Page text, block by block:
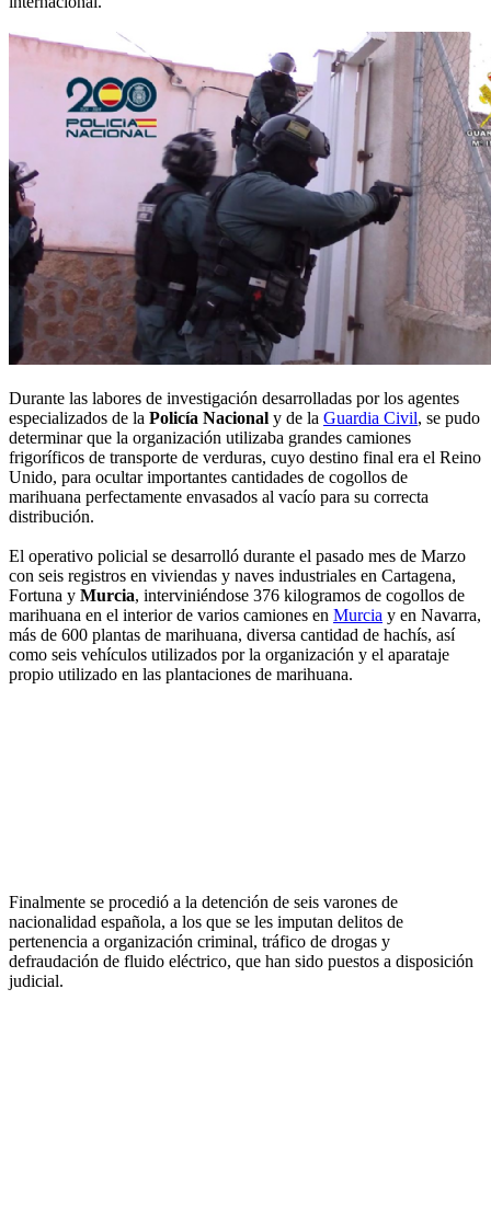
Durante las labores de investigación desarrolladas por los agentes
especializados de la Policía Nacional y de la Guardia Civil, se pudo
determinar que la organización utilizaba grandes camiones
frigoríficos de transporte de verduras, cuyo destino final era el Reino
Unido, para ocultar importantes cantidades de cogollos de
marihuana perfectamente envasados al vacío para su correcta
distribución.
El operativo policial se desarrolló durante el pasado mes de Marzo
con seis registros en viviendas y naves industriales en Cartagena,
Fortuna y Murcia, interviniéndose 376 kilogramos de cogollos de
marihuana en el interior de varios camiones en Murcia y en Navarra,
más de 600 plantas de marihuana, diversa cantidad de hachís, así
como seis vehículos utilizados por la organización y el aparataje
propio utilizado en las plantaciones de marihuana.
Finalmente se procedió a la detención de seis varones de
nacionalidad española, a los que se les imputan delitos de
pertenencia a organización criminal, tráfico de drogas y
defraudación de fluido eléctrico, que han sido puestos a disposición
judicial.